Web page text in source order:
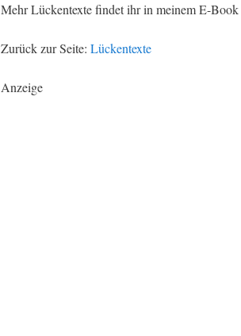
Mehr Lückentexte findet ihr in meinem E-Book
Zurück zur Seite: Lückentexte
Anzeige